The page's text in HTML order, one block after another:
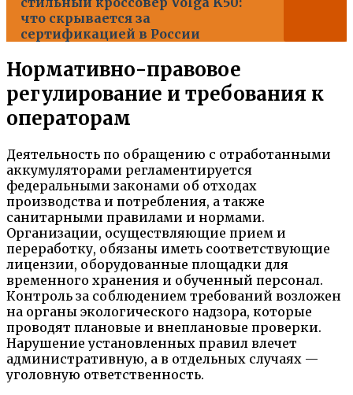
что скрывается за
сертификацией в России
Нормативно-правовое
регулирование и требования к
операторам
Деятельность по обращению с отработанными
аккумуляторами регламентируется
федеральными законами об отходах
производства и потребления, а также
санитарными правилами и нормами.
Организации, осуществляющие прием и
переработку, обязаны иметь соответствующие
лицензии, оборудованные площадки для
временного хранения и обученный персонал.
Контроль за соблюдением требований возложен
на органы экологического надзора, которые
проводят плановые и внеплановые проверки.
Нарушение установленных правил влечет
административную, а в отдельных случаях —
уголовную ответственность.